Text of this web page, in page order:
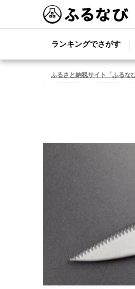
ランキングでさがす
ふるさと納税サイト「ふるな